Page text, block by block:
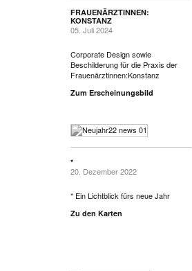
FRAUENÄRZTINNEN:
KONSTANZ
05. Juli 2024
Corporate Design sowie
Beschilderung für die Praxis der
Frauenärztinnen:Konstanz
Zum Erscheinungsbild
*
20. Dezember 2022
* Ein Lichtblick fürs neue Jahr
Zu den Karten